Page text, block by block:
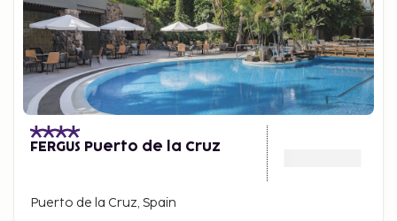
FERGUS Puerto de la Cruz
Puerto de la Cruz, Spain